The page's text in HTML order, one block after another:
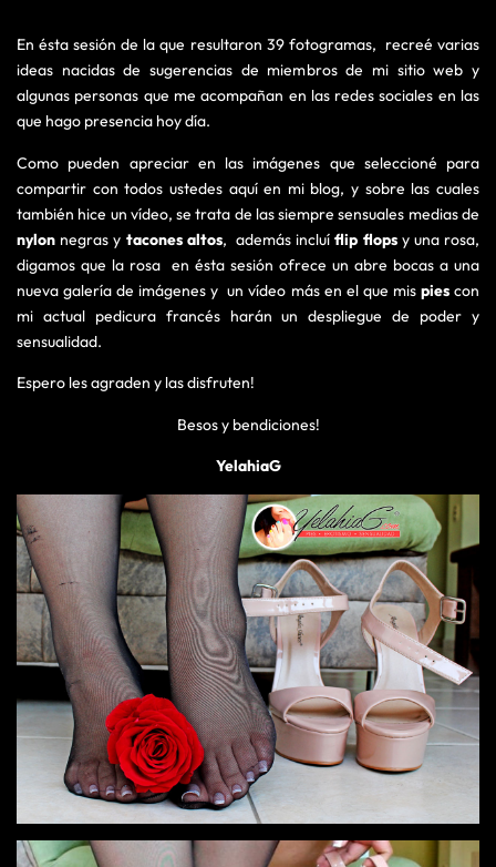
En ésta sesión de la que resultaron 39 fotogramas, recreé varias
ideas nacidas de sugerencias de miembros de mi sitio web y
algunas personas que me acompañan en las redes sociales en las
que hago presencia hoy día.
Como pueden apreciar en las imágenes que seleccioné para
compartir con todos ustedes aquí en mi blog, y sobre las cuales
también hice un vídeo, se trata de las siempre sensuales medias de
nylon negras y tacones altos, además incluíflip flopsy una rosa,
digamos que la rosa en ésta sesión ofrece un abre bocas a una
nueva galería de imágenes y un vídeo más en el que mis piescon
mi actual pedicura francés harán un despliegue de poder y
sensualidad.
Espero les agraden y las disfruten!
Besos y bendiciones!
YelahiaG